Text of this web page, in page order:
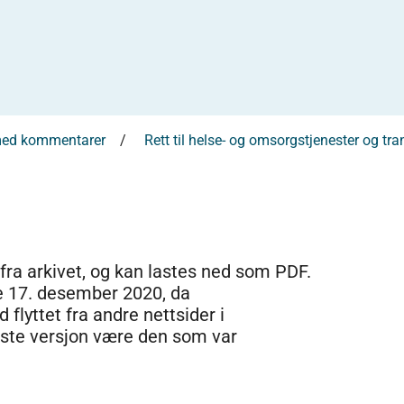
kommentarer Rett til helse- og omsorgstjenester og
arkivet, og kan lastes ned som PDF.
desember 2020, da
flyttet fra andre nettsider i
versjon være den som var